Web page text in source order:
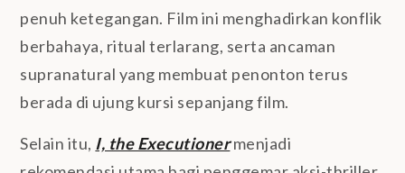
penuh ketegangan. Film ini menghadirkan konflik
berbahaya, ritual terlarang, serta ancaman
supranatural yang membuat penonton terus
berada di ujung kursi sepanjang film.
Selain itu, I, the Executionermenjadi